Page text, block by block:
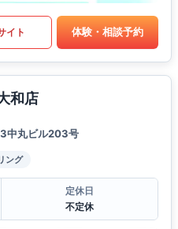
イト 体験・相談予約
和店
中丸ビル203号
ング
定休日
不定休